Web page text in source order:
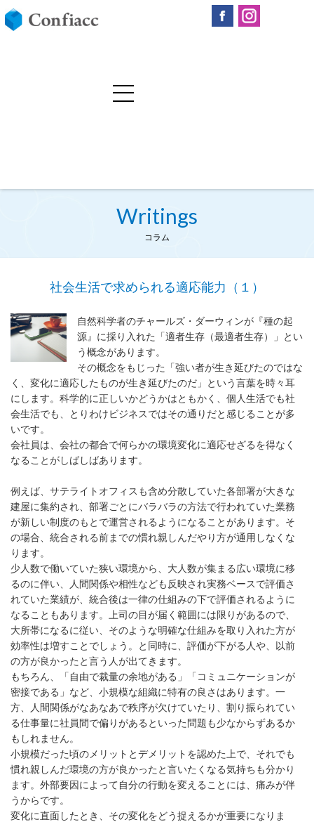
Writings
コラム
社会生活で求められる適応能力（１）
自然科学者のチャールズ・ダーウィンが『種の起
源』に採り入れた「適者生存（最適者生存）」とい
う概念があります。
その概念をもじった「強い者が生き延びたのではな
く、変化に適応したものが生き延びたのだ」という言葉を時々耳
にします。科学的に正しいかどうかはともかく、個人生活でも社
会生活でも、とりわけビジネスではその通りだと感じることが多
いです。
会社員は、会社の都合で何らかの環境変化に適応せざるを得なく
なることがしばしばあります。
例えば、サテライトオフィスも含め分散していた各部署が大きな
建屋に集約され、部署ごとにバラバラの方法で行われていた業務
が新しい制度のもとで運営されるようになることがあります。そ
の場合、統合される前までの慣れ親しんだやり方が通用しなくな
ります。
少人数で働いていた狭い環境から、大人数が集まる広い環境に移
るのに伴い、人間関係や相性なども反映され実務ベースで評価さ
れていた業績が、統合後は一律の仕組みの下で評価されるように
なることもあります。上司の目が届く範囲には限りがあるので、
大所帯になるに従い、そのような明確な仕組みを取り入れた方が
効率性は増すことでしょう。と同時に、評価が下がる人や、以前
の方が良かったと言う人が出てきます。
もちろん、「自由で裁量の余地がある」「コミュニケーションが
密接である」など、小規模な組織に特有の良さはあります。一
方、人間関係がなあなあで秩序が欠けていたり、割り振られてい
る仕事量に社員間で偏りがあるといった問題も少なからずあるか
もしれません。
小規模だった頃のメリットとデメリットを認めた上で、それでも
慣れ親しんだ環境の方が良かったと言いたくなる気持ちも分かり
ます。外部要因によって自分の行動を変えることには、痛みが伴
うからです。
変化に直面したとき、その変化をどう捉えるかが重要になりま